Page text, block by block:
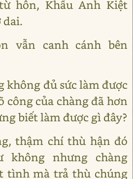
hôn, Khấu Anh Kiệt
dai.
vẫn canh cánh bên
không đủ sức làm được
công của chàng đã hơn
biết làm được gì đây?
thậm chí thù hận đó
nhưng chàng
tình mà trả thù chúng